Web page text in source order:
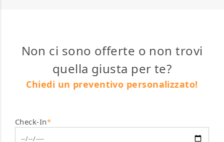
Non ci sono offerte o non trovi
quella giusta per te?
Chiedi un preventivo personalizzato!
Check-In*